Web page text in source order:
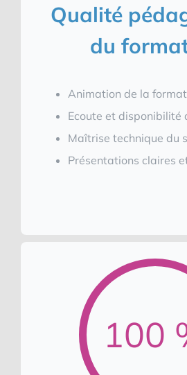
Qualité
du
Animation de la
Ecoute et disponibilité
Maîtrise technique du
Présentations claires
100